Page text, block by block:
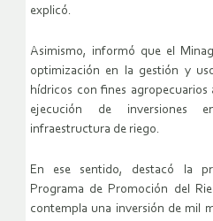
explicó.
Asimismo, informó que el
optimización en la gestión y
hídricos con fines agropecuarios
ejecución de inversiones
infraestructura de riego.
En ese sentido, destacó la
Programa de Promoción del
contempla una inversión de mil